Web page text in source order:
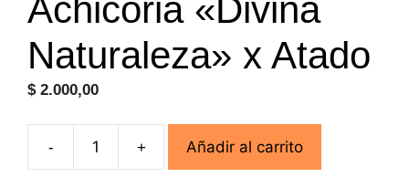
Achicoria «Divina
Naturaleza» x Atado
$2.000,00
-
Achicoria
+ Añadir al carrito